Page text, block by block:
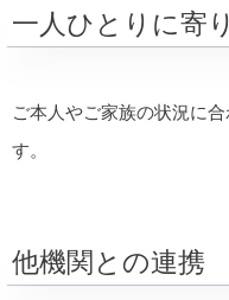
一人ひとりに寄
ご本人やご家族の状況に
す。
他機関との連携